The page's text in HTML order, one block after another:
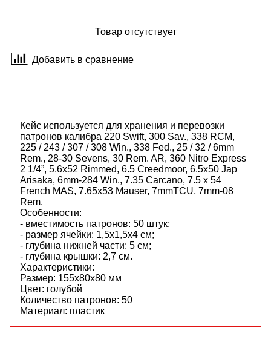
Товар отсутствует
Добавить в сравнение
Кейс используется для хранения и перевозки
патронов калибра 220 Swift, 300 Sav., 338 RCM,
225 / 243 / 307 / 308 Win., 338 Fed., 25 / 32 / 6mm
Rem., 28-30 Sevens, 30 Rem. AR, 360 Nitro Express
2 1/4”, 5.6x52 Rimmed, 6.5 Creedmoor, 6.5x50 Jap
Arisaka, 6mm-284 Win., 7.35 Carcano, 7.5 x 54
French MAS, 7.65x53 Mauser, 7mmTCU, 7mm-08
Rem.
Особенности:
- вместимость патронов: 50 штук;
- размер ячейки: 1,5х1,5х4 см;
- глубина нижней части: 5 см;
- глубина крышки: 2,7 см.
Характеристики:
Размер: 155х80х80 мм
Цвет: голубой
Количество патронов: 50
Материал: пластик